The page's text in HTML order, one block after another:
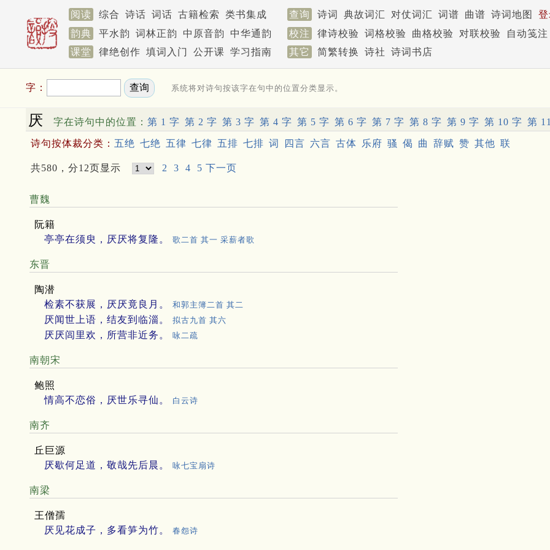
阅读 综合 诗话 词话 古籍检索 类书集成 查询 诗词 典故词汇 对仗词汇 词谱 曲谱 诗词地图
韵典
平水韵 词林正韵 中原音韵 中华通韵 校注 律诗校验 词格校验 曲格校验 对联校验
自动笺注
课堂
律绝创作 填词入门 公开课 学习指南 其它 简繁转换 诗社 诗词书店
字： 系统将对诗句按该字在句中的位置分类显示。
厌 字在诗句中的位置： 第 1 字 第 2 字 第 3 字 第 4 字 第 5 字 第 6 字 第 7 字 第 8 字 第 9 字 第 10 字 第
诗句按体裁分类： 五绝 七绝 五律 七律 五排 七排 词 四言 六言 古体 乐府 骚 偈 曲 辞赋 赞 其他 联
共580，分12页显示 2 3 4 5 下一页
曹魏
阮籍
亭亭在须臾，厌厌将复隆。
歌二首 其一 采薪者歌
东晋
陶潜
检素不获展，厌厌竟良月。
和郭主簿二首 其二
厌闻世上语，结友到临淄。 拟古九首 其六
厌厌闾里欢，所营非近务。 咏二疏
南朝宋
鲍照
情高不恋俗，厌世乐寻仙。
白云诗
南齐
丘巨源
厌歇何足道，敬哉先后晨。
咏七宝扇诗
南梁
王僧孺
厌见花成子，多看笋为竹。
春怨诗